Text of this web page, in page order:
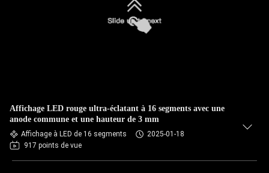
Affichage LED rouge ultra-éclatant à 16 segments avec une
anode commune et une hauteur de 3 mm
Affichage à LED de 16 segments
2025-01-18
917 points de vue